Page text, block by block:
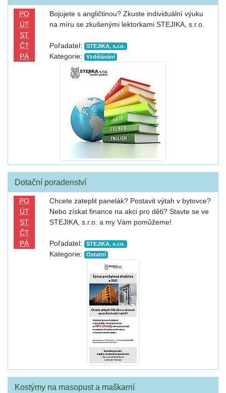
PO
ÚT
ST
ČT
PÁ
Bojujete s angličtinou? Zkuste individuální výuku
na míru se zkušenými lektorkami STEJIKA, s.r.o.
Pořadatel: STEJIKA, s.r.o.
Kategorie: Vzdělávání
Dotační poradenství
PO
ÚT
ST
ČT
PÁ
Chcete zateplit panelák? Postavit výtah v bytovce?
Nebo získat finance na akci pro děti? Stavte se ve
STEJIKA, s.r.o. a my Vám pomůžeme!
Pořadatel: STEJIKA, s.r.o.
Kategorie: Ostatní
Kostýmy na masopust a maškarní